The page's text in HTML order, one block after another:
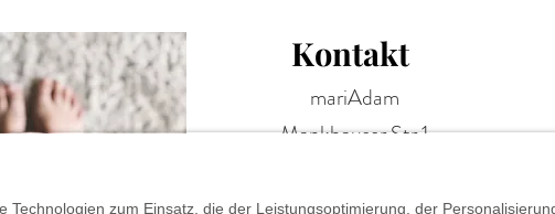
Kontakt
mariAdam
Mankhauser Str.1
+49 (0)212 881 316 66